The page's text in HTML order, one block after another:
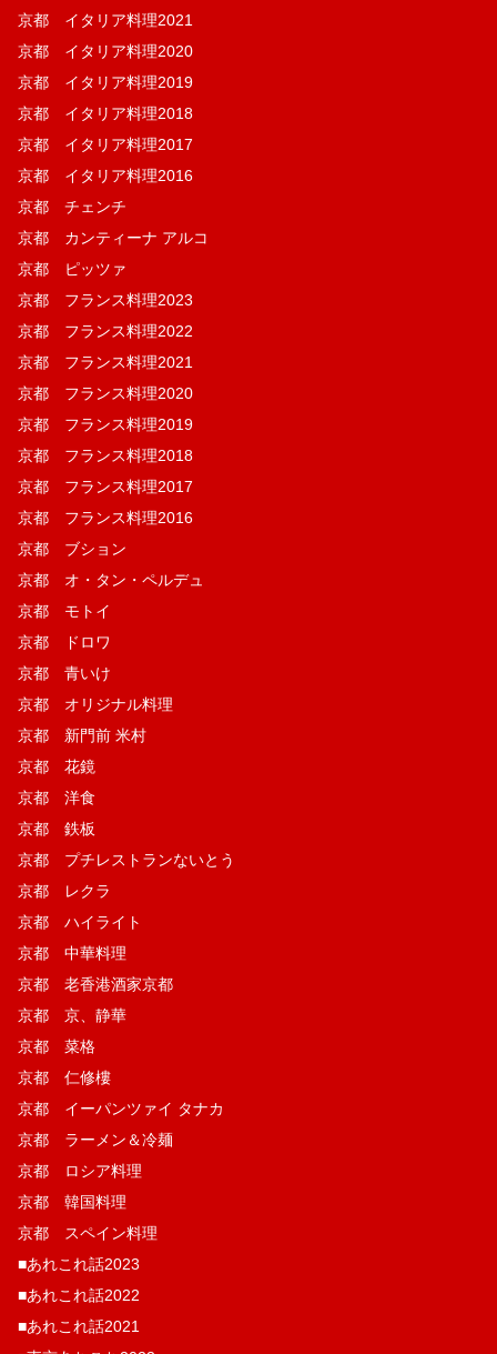
京都 イタリア料理2021
京都 イタリア料理2020
京都 イタリア料理2019
京都 イタリア料理2018
京都 イタリア料理2017
京都 イタリア料理2016
京都 チェンチ
京都 カンティーナ アルコ
京都 ピッツァ
京都 フランス料理2023
京都 フランス料理2022
京都 フランス料理2021
京都 フランス料理2020
京都 フランス料理2019
京都 フランス料理2018
京都 フランス料理2017
京都 フランス料理2016
京都 ブション
京都 オ・タン・ペルデュ
京都 モトイ
京都 ドロワ
京都 青いけ
京都 オリジナル料理
京都 新門前 米村
京都 花鏡
京都 洋食
京都 鉄板
京都 プチレストランないとう
京都 レクラ
京都 ハイライト
京都 中華料理
京都 老香港酒家京都
京都 京、静華
京都 菜格
京都 仁修樓
京都 イーパンツァイ タナカ
京都 ラーメン＆冷麺
京都 ロシア料理
京都 韓国料理
京都 スペイン料理
■あれこれ話2023
■あれこれ話2022
■あれこれ話2021